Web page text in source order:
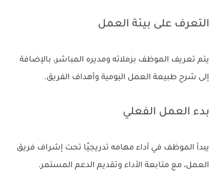
التعرف على بيئة العمل
يتم تعريف الموظف بزملائه ومديره المباشر، بالإضافة
إلى شرح طبيعة العمل اليومية وأهداف الفريق.
بدء العمل الفعلي
يبدأ الموظف في أداء مهامه تدريجيًا تحت إشراف فريق
العمل، مع متابعة الأداء وتقديم الدعم المستمر.